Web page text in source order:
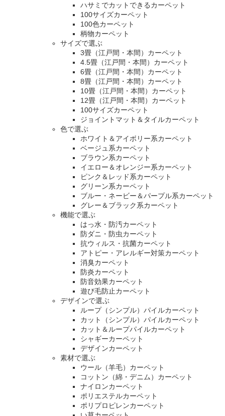
ハサミでカットできるカーペット
100サイズカーペット
100色カーペット
柄物カーペット
サイズで選ぶ
3畳（江戸間・本間）カーペット
4.5畳（江戸間・本間）カーペット
6畳（江戸間・本間）カーペット
8畳（江戸間・本間）カーペット
10畳（江戸間・本間）カーペット
12畳（江戸間・本間）カーペット
100サイズカーペット
ジョイントマット＆タイルカーペット
色で選ぶ
ホワイト＆アイボリー系カーペット
ベージュ系カーペット
ブラウン系カーペット
イエロー＆オレンジー系カーペット
ピンク＆レッド系カーペット
グリーン系カーペット
ブルー・ネービー＆パープル系カーペット
グレー＆ブラック系カーペット
機能で選ぶ
はっ水・防汚カーペット
防ダニ・防虫カーペット
抗ウィルス・抗菌カーペット
アトピー・アレルギー対策カーペット
消臭カーペット
防炎カーペット
防音効果カーペット
遊び毛防止カーペット
デザインで選ぶ
ループ（シンプル）パイルカーペット
カット（シンプル）パイルカーペット
カット＆ループパイルカーペット
シャギーカーペット
デザインカーペット
素材で選ぶ
ウール（羊毛）カーペット
コットン（綿・デニム）カーペット
ナイロンカーペット
ポリエステルカーペット
ポリプロピレンカーペット